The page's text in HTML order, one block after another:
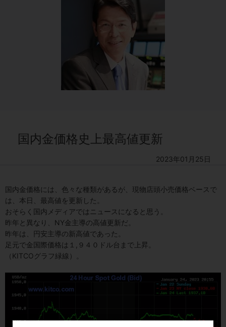
国内金価格史上最高値更新
2023年01月25日
国内金価格には、色々な種類があるが、現物店頭小売価格ベースで
は、本日、最高値を更新した。
おそらく国内メディアではニュースになると思う。
昨年と異なり、NY金主導の高値更新だ。
昨年は、円安主導の新高値であった。
足元で金国際価格は１,９４０ドル台まで上昇。
（KITCOグラフ緑線）。